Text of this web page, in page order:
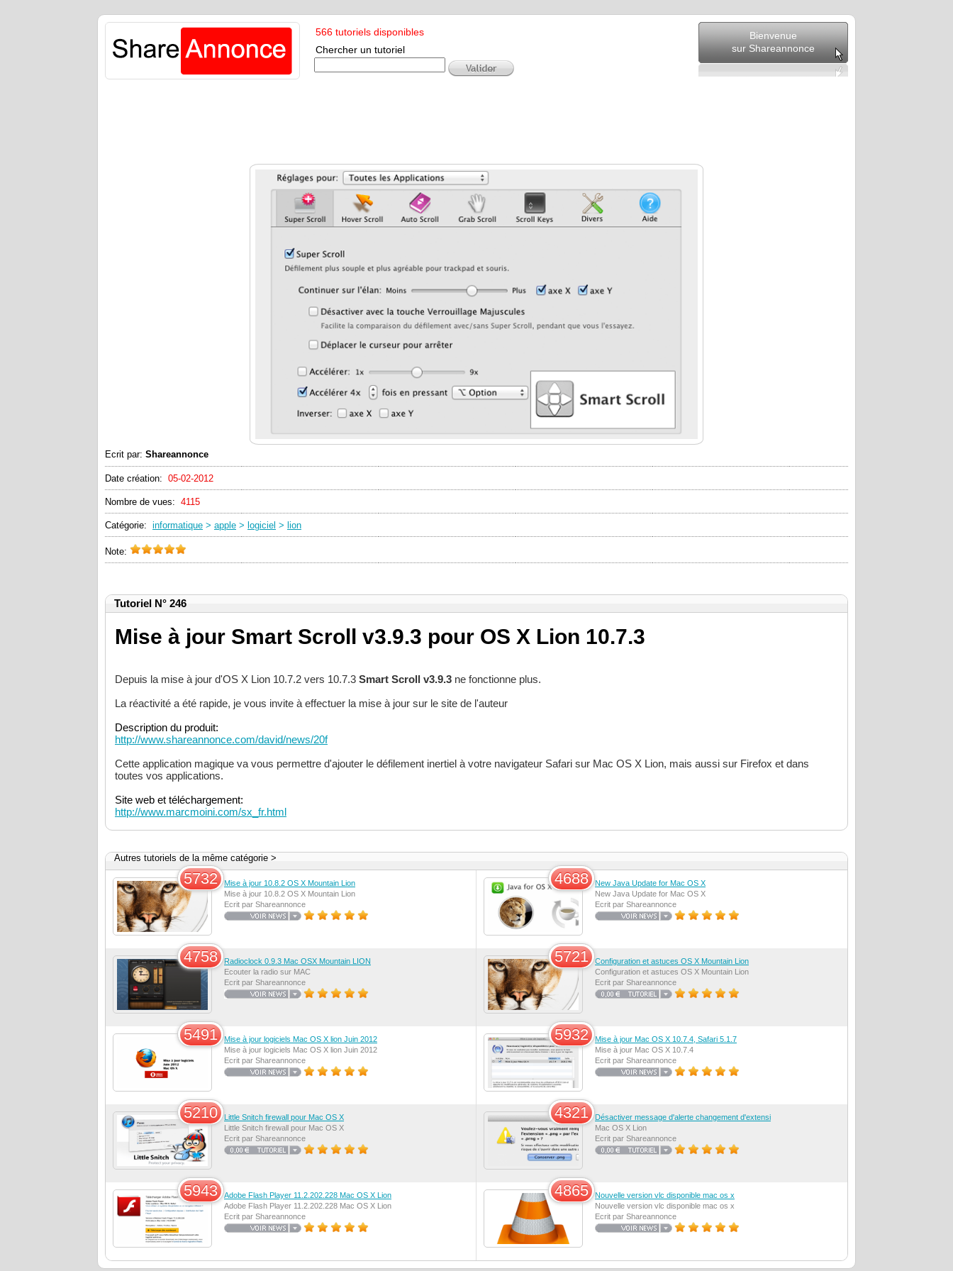
566 tutoriels disponibles
Chercher un tutoriel
Bienvenue
sur Shareannonce
Ecrit par: Shareannonce
Date création: 05-02-2012
Nombre de vues: 4115
Catégorie: informatique > apple > logiciel > lion
Note:
Tutoriel N° 246
Mise à jour Smart Scroll v3.9.3 pour OS X Lion 10.7.3
Depuis la mise à jour d'OS X Lion 10.7.2 vers 10.7.3 Smart Scroll v3.9.3 ne fonctionne plus.
La réactivité a été rapide, je vous invite à effectuer la mise à jour sur le site de l'auteur
Description du produit:
http://www.shareannonce.com/david/news/20f
Cette application magique va vous permettre d'ajouter le défilement inertiel à votre navigateur Safari sur Mac OS X Lion, mais aussi sur Firefox et dans
toutes vos applications.
Site web et téléchargement:
http://www.marcmoini.com/sx_fr.html
Autres tutoriels de la même catégorie >
5732
Mise à jour 10.8.2 OS X Mountain Lion
Mise à jour 10.8.2 OS X Mountain Lion
Ecrit par Shareannonce
4688
New Java Update for Mac OS X
New Java Update for Mac OS X
Ecrit par Shareannonce
4758
Radioclock 0.9.3 Mac OSX Mountain LION
Ecouter la radio sur MAC
Ecrit par Shareannonce
5721
Configuration et astuces OS X Mountain Lion
Configuration et astuces OS X Mountain Lion
Ecrit par Shareannonce
5491
Mise à jour logiciels Mac OS X lion Juin 2012
Mise à jour logiciels Mac OS X lion Juin 2012
Ecrit par Shareannonce
5932
Mise à jour Mac OS X 10.7.4, Safari 5.1.7
Mise à jour Mac OS X 10.7.4
Ecrit par Shareannonce
5210
Little Snitch firewall pour Mac OS X
Little Snitch firewall pour Mac OS X
Ecrit par Shareannonce
4321
Désactiver message d'alerte changement d'extensi
Mac OS X Lion
Ecrit par Shareannonce
5943
Adobe Flash Player 11.2.202.228 Mac OS X Lion
Adobe Flash Player 11.2.202.228 Mac OS X Lion
Ecrit par Shareannonce
4865
Nouvelle version vlc disponible mac os x
Nouvelle version vlc disponible mac os x
Ecrit par Shareannonce